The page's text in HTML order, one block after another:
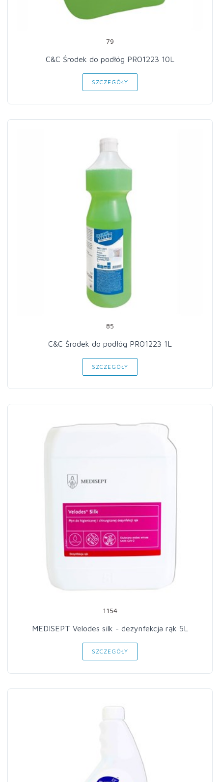
79
C&C Środek do podłóg PRO1223 10L
SZCZEGÓŁY
85
C&C Środek do podłóg PRO1223 1L
SZCZEGÓŁY
1154
MEDISEPT Velodes silk - dezynfekcja rąk 5L
SZCZEGÓŁY